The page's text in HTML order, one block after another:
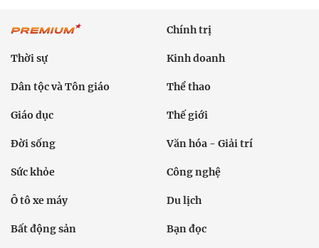
Chính trị
Thời sự Kinh doanh
Dân tộc và Tôn giáo Thể thao
Giáo dục Thế giới
Đời sống Văn hóa - Giải trí
Sức khỏe Công nghệ
Ô tô xe máy Du lịch
Bất động sản Bạn đọc